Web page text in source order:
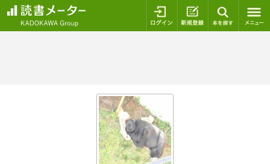
ログイン 新規登録